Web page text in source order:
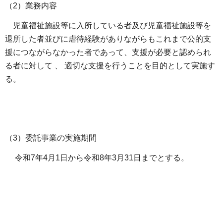
（2）業務内容
児童福祉施設等に入所している者及び児童福祉施設等を
退所した者並びに虐待経験がありながらもこれまで公的支
援につながらなかった者であって、支援が必要と認められ
る者に対して 、 適切な支援を行うことを目的として実施す
る。
（3）委託事業の実施期間
令和7年4月1日から令和8年3月31日までとする。